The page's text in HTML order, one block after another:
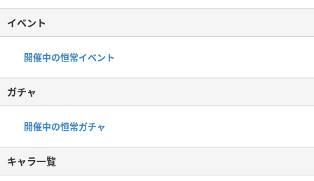
イベント
開催中の恒常イベント
ガチャ
開催中の恒常ガチャ
キャラ一覧